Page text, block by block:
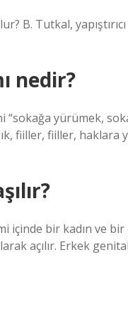
B. Tutkal,
nedir?
“sokağa yürümek,
fiiller, fiiller, haklara
bir kadın ve
açılır. Erkek